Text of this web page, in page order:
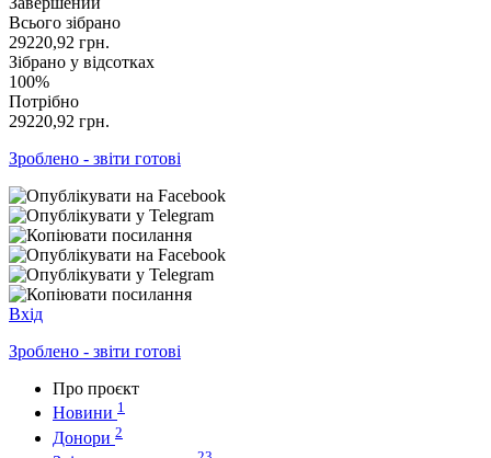
Всього зібрано
29220,92 грн.
Зібрано у відсотках
100%
Потрібно
29220,92 грн.
Зроблено - звіти готові
Вхід
Зроблено - звіти готові
Про проєкт
Новини 1
Донори 2